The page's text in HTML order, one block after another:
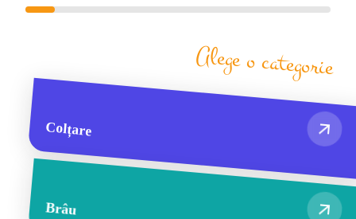
Alege o categorie
Colțare
Brâu